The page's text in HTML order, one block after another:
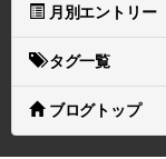
月別エントリー
タグ一覧
ブログトップ